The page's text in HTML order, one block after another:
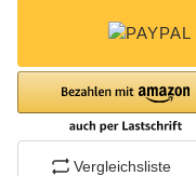
Vergleichsliste